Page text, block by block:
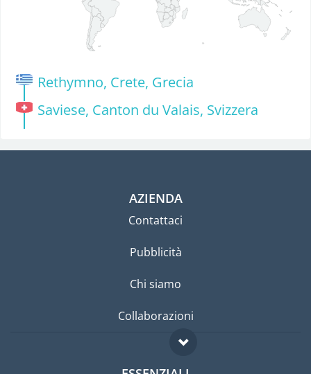
Rethymno, Crete, Grecia
Saviese, Canton du Valais, Svizzera
AZIENDA
Contattaci
Pubblicità
Chi siamo
Collaborazioni